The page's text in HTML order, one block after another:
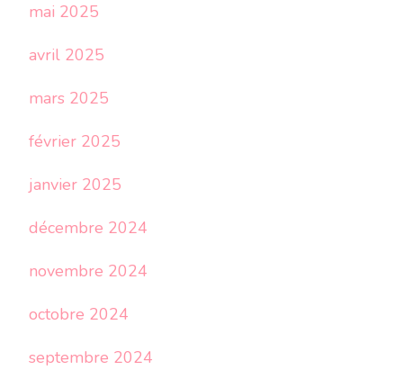
mai 2025
avril 2025
mars 2025
février 2025
janvier 2025
décembre 2024
novembre 2024
octobre 2024
septembre 2024